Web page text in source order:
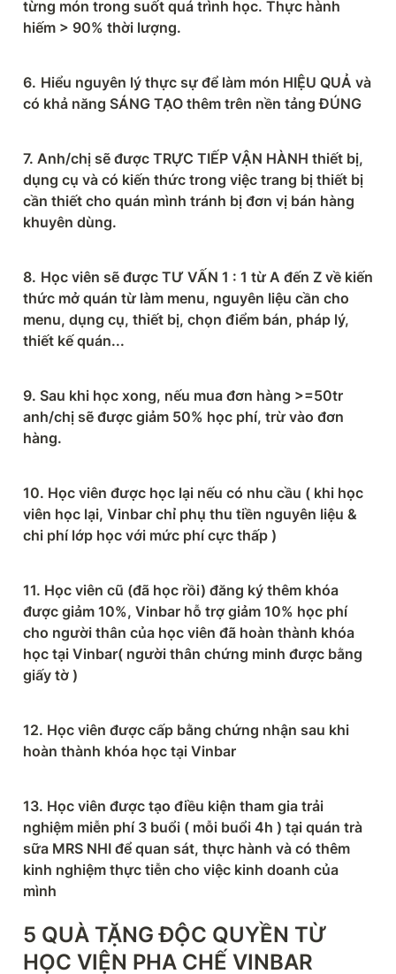
từng món trong suốt quá trình học. Thực hành
hiếm > 90% thời lượng.
6. Hiểu nguyên lý thực sự để làm món HIỆU QUẢ và
có khả năng SÁNG TẠO thêm trên nền tảng ĐÚNG
7. Anh/chị sẽ được TRỰC TIẾP VẬN HÀNH thiết bị,
dụng cụ và có kiến thức trong việc trang bị thiết bị
cần thiết cho quán mình tránh bị đơn vị bán hàng
khuyên dùng.
8. Học viên sẽ được TƯ VẤN 1 : 1 từ A đến Z về kiến
thức mở quán từ làm menu, nguyên liệu cần cho
menu, dụng cụ, thiết bị, chọn điểm bán, pháp lý,
thiết kế quán...
9. Sau khi học xong, nếu mua đơn hàng >=50tr
anh/chị sẽ được giảm 50% học phí, trừ vào đơn
hàng.
10. Học viên được học lại nếu có nhu cầu ( khi học
viên học lại, Vinbar chỉ phụ thu tiền nguyên liệu &
chi phí lớp học với mức phí cực thấp )
11. Học viên cũ (đã học rồi) đăng ký thêm khóa
được giảm 10%, Vinbar hỗ trợ giảm 10% học phí
cho người thân của học viên đã hoàn thành khóa
học tại Vinbar( người thân chứng minh được bằng
giấy tờ )
12. Học viên được cấp bằng chứng nhận sau khi
hoàn thành khóa học tại Vinbar
13. Học viên được tạo điều kiện tham gia trải
nghiệm miễn phí 3 buổi ( mỗi buổi 4h ) tại quán trà
sữa MRS NHI để quan sát, thực hành và có thêm
kinh nghiệm thực tiễn cho việc kinh doanh của
mình
5 QUÀ TẶNG ĐỘC QUYỀN TỪ
HỌC VIỆN PHA CHẾ VINBAR